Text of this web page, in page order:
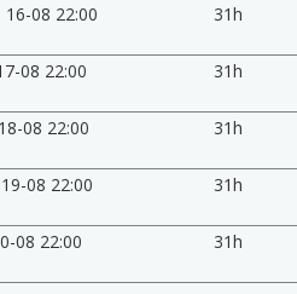
08 22:00 31h
08 22:00 31h
08 22:00 31h
08 22:00 31h
08 22:00 31h